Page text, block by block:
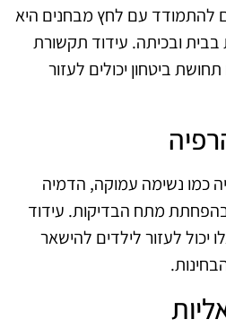
להתמודד עם לחץ מבחנים היא
בבית ובכיתה. עידוד תקשורת
ביטחון יכולים לעזור
כמו נשימה עמוקה, הדמיה
מתח הבדיקות. עידוד
יכול לעזור לילדים להישאר